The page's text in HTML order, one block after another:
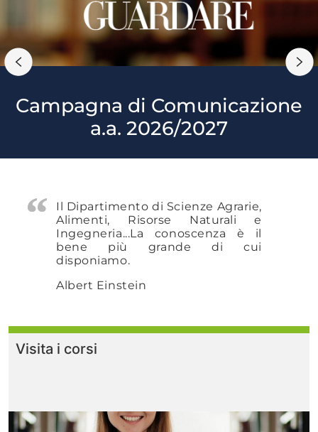
Campagna di Comunicazione
a.a. 2026/2027
Il Dipartimento di Scienze Agrarie,
Alimenti, Risorse Naturali e
Ingegneria...La conoscenza è il
bene più grande di cui
disponiamo.
Albert Einstein
Visita i corsi